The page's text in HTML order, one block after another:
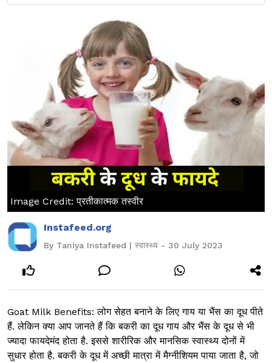
Image Credit: प्रतीकात्मक तस्वीर
Instafeed.org
By Taniya Instafeed | स्वास्थ्य - 30 July 2023
Goat Milk Benefits: लोग सेहत बनाने के लिए गाय या भैंस का दूध पीते
हैं. लेकिन क्या आप जानते हैं कि बकरी का दूध गाय और भैंस के दूध से भी
ज्यादा फायदेमंद होता है.इससे शारीरिक और मानसिक स्वास्थ्य दोनों में
सुधार होता है. बकरी के दूध में अच्छी मात्रा में मैग्नीशियम पाया जाता है, जो